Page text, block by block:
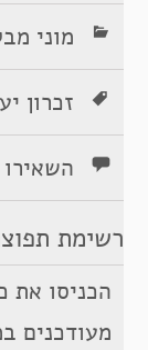
מוני
זכרון
רשימת
הכניסו את
מעודכנים